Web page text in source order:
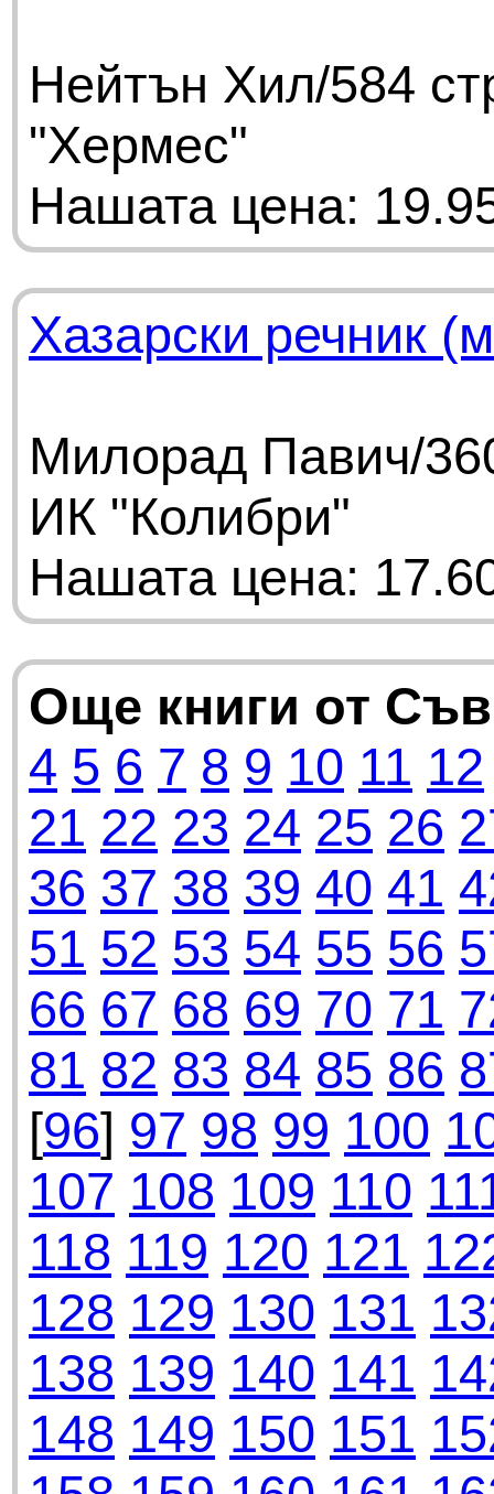
Нейтън Хил/584
"Хермес"
Нашата цена:
Хазарски речник
Милорад Павич/
ИК "Колибри"
Нашата цена:
Още книги от
4 5 6 7 8 9 10 11 12
21 22 23 24 25 26
36 37 38 39 40 41
51 52 53 54 55 56
66 67 68 69 70 71
81 82 83 84 85 86
[96] 97 98 99 100
107 108 109 110
118 119 120 121
128 129 130 131
138 139 140 141
148 149 150 151